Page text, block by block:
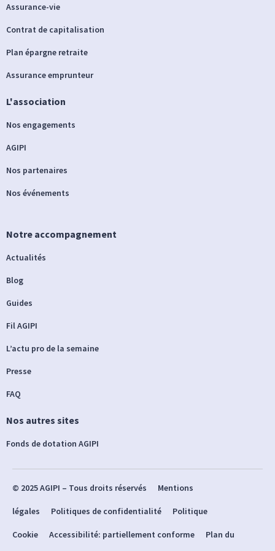
Assurance-vie
Contrat de capitalisation
Plan épargne retraite
Assurance emprunteur
L'association
Nos engagements
AGIPI
Nos partenaires
Nos événements
Notre accompagnement
Actualités
Blog
Guides
Fil AGIPI
L’actu pro de la semaine
Presse
FAQ
Nos autres sites
Fonds de dotation AGIPI
© 2025 AGIPI – Tous droits réservés Mentions
légales Politiques de confidentialité Politique
Cookie Accessibilité: partiellement conforme Plan du